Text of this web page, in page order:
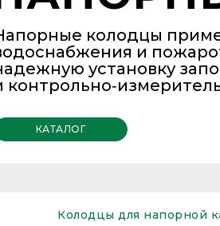
колодцы
и
установку
КАТАЛОГ
Колодцы для напорной